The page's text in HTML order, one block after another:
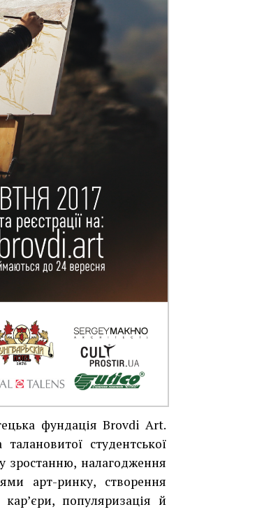
фундація Brovdi Art.
студентської
зростанню, налагодження
арт-ринку, створення
популяризація й